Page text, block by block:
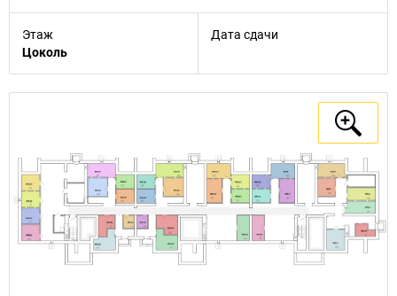
Этаж
Цоколь
Дата сдачи